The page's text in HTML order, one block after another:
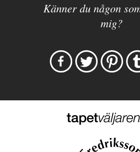
Känner du någon
mig?